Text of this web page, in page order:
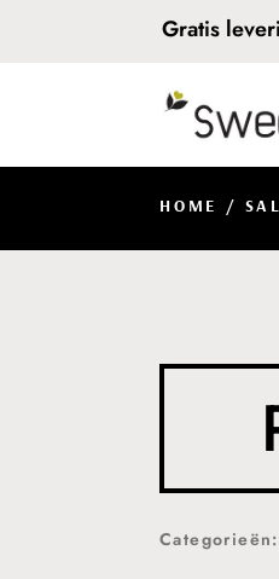
Gratis
HOME /